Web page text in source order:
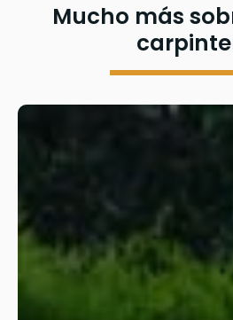
Mucho más